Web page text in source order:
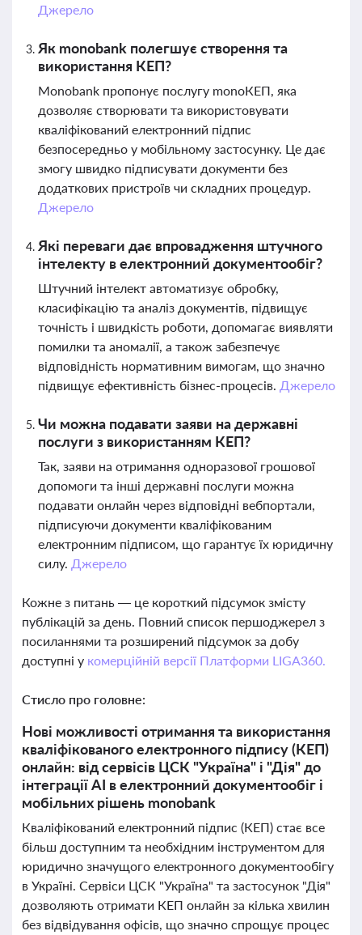
Джерело
Як monobank полегшує створення та
використання КЕП?
Monobank пропонує послугу monoКЕП, яка
дозволяє створювати та використовувати
кваліфікований електронний підпис
безпосередньо у мобільному застосунку. Це дає
змогу швидко підписувати документи без
додаткових пристроїв чи складних процедур.
Джерело
Які переваги дає впровадження штучного
інтелекту в електронний документообіг?
Штучний інтелект автоматизує обробку,
класифікацію та аналіз документів, підвищує
точність і швидкість роботи, допомагає виявляти
помилки та аномалії, а також забезпечує
відповідність нормативним вимогам, що значно
підвищує ефективність бізнес-процесів. Джерело
Чи можна подавати заяви на державні
послуги з використанням КЕП?
Так, заяви на отримання одноразової грошової
допомоги та інші державні послуги можна
подавати онлайн через відповідні вебпортали,
підписуючи документи кваліфікованим
електронним підписом, що гарантує їх юридичну
силу. Джерело
Кожне з питань — це короткий підсумок змісту
публікацій за день. Повний список першоджерел з
посиланнями та розширений підсумок за добу
доступні у комерційній версії Платформи LIGA360.
Стисло про головне:
Нові можливості отримання та використання
кваліфікованого електронного підпису (КЕП)
онлайн: від сервісів ЦСК "Україна" і "Дія" до
інтеграції AI в електронний документообіг і
мобільних рішень monobank
Кваліфікований електронний підпис (КЕП) стає все
більш доступним та необхідним інструментом для
юридично значущого електронного документообігу
в Україні. Сервіси ЦСК "Україна" та застосунок "Дія"
дозволяють отримати КЕП онлайн за кілька хвилин
без відвідування офісів, що значно спрощує процес